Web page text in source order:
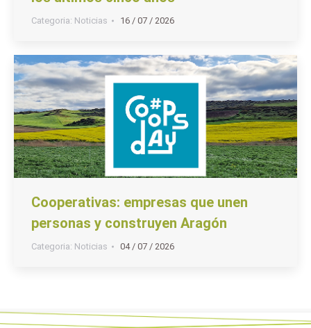
Categoria: Noticias 16 / 07 / 2026
Cooperativas: empresas que unen
personas y construyen Aragón
Categoria: Noticias 04 / 07 / 2026